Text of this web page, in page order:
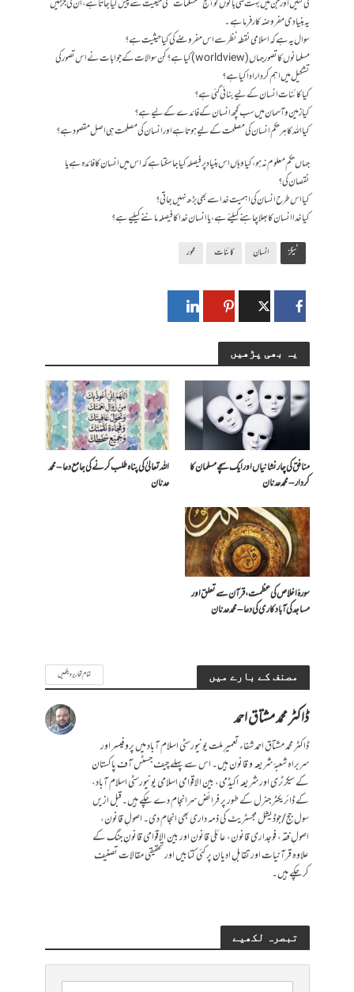
کی گئیں اور جن میں بہت سی باتوں کو آج ’’مسلّمات‘‘ کی حیثیت سے پیش کیا جاتا ہے، ان کی جڑ میں
یہ بنیادی مفروضہ کارفرما ہے۔
سوال یہ ہے کہ اسلامی نقطہ نظر سے اس مفروضے کی کیا حیثیت ہے؟
مسلمانوں کا تصورِ جہاں (worldview) کیا ہے؟ کن سوالات کے جوابات نے اس تصور کی
تشکیل میں اہم کردار ادا کیا ہے؟
کیا کائنات انسان کے لیے بنائی گئی ہے؟
کیا زمین و آسمان میں سب کچھ انسان کے فائدے کے لیے ہے؟
کیا اللہ کا ہر حکم انسان کی مصلحت کے لیے ہوتا ہے اور انسان کی مصلحت ہی اصل مقصود ہے؟
جہاں حکم معلوم نہ ہو، کیا وہاں اس بنیاد پر فیصلہ کیا جاسکتا ہے کہ اس میں انسان کا فائدہ ہے یا
نقصان کی ؟
کیا اس طرح انسان کی اہمیت خدا سے بھی بڑھ نہیں جاتی؟
کیا خدا انسان کا بھلا چاہنے کیلئے ہے، یا انسان خدا کا فیصلہ ماننے کیلیے ہے؟
ٹیگز انسان کائنات محور
یہ بھی پڑھیں
منافق کی چار نشانیاں اور ایک سچے مسلمان کا
کردار – محمد عدنان
اللہ تعالیٰ کی پناہ طلب کرنے کی جامع دعا – محمد
عدنان
سورۂ اخلاص کی عظمت، قرآن سے تعلق اور
مساجد کی آبادکاری کی دعا – محمد عدنان
مصنف کے بارے میں تمام تحاریر دیکھیں
ڈاکٹر محمد مشتاق احمد
ڈاکٹر محمد مشتاق احمد شفاء تعمیرِ ملت یونیورسٹی اسلام آباد میں پروفیسر اور
سربراہ شعبۂ شریعہ و قانون ہیں۔ اس سے پہلے چیف جسٹس آف پاکستان
کے سیکرٹری اور شریعہ اکیڈمی، بین الاقوامی اسلامی یونیورسٹی اسلام آباد،
کے ڈائریکٹر جنرل کے طور پر فرائض سرانجام دے چکے ہیں۔قبل ازیں
سول جج/جوڈیشل مجسٹریٹ کی ذمہ داری بھی انجام دی۔ اصولِ قانون،
اصولِ فقہ، فوجداری قانون، عائلی قانون اور بین الاقوامی قانونِ جنگ کے
علاوہ قرآنیات اور تقابلِ ادیان پر کئی کتابیں اور تحقیقی مقالات تصنیف
کرچکے ہیں۔
تبصرہ لکھیے